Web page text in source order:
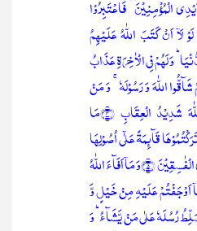
الۡمُؤۡمِنِیۡنَ ٭ فَاعۡتَبِرُوۡا
الۡاَبۡصَارِ ﴿۲﴾وَ لَوۡ لَاۤ اَنۡ کَتَبَ اللّٰہُ عَلَیۡہِمُ
وَ لَہُمۡ فِی الۡاٰخِرَۃِ عَذَابُ
شَآقُّوا اللّٰہَ وَ رَسُوۡلَہٗ ۚ وَ مَنۡ
یُّشَآقِّ اللّٰہَ فَاِنَّ اللّٰہَ شَدِیۡدُ الۡعِقَابِ ﴿۴﴾مَا
قَآئِمَۃً عَلٰۤی اُصُوۡلِہَا
فَبِاِذۡنِ اللّٰہِ وَ لِیُخۡزِیَ الۡفٰسِقِیۡنَ ﴿۵﴾وَ مَاۤ اَفَآءَ اللّٰہُ
اَوۡجَفۡتُمۡ عَلَیۡہِ مِنۡ خَیۡلٍ وَّ
رُسُلَہٗ عَلٰی مَنۡ یَّشَآءُ ؕ وَ